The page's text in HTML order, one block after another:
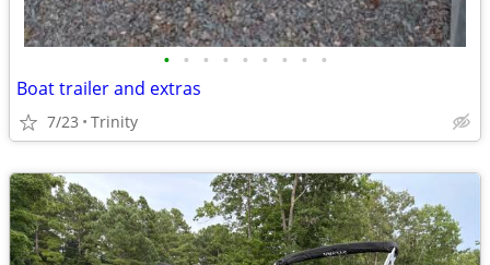
• • • • • • • • •
Boat trailer and extras
7/23 Trinity